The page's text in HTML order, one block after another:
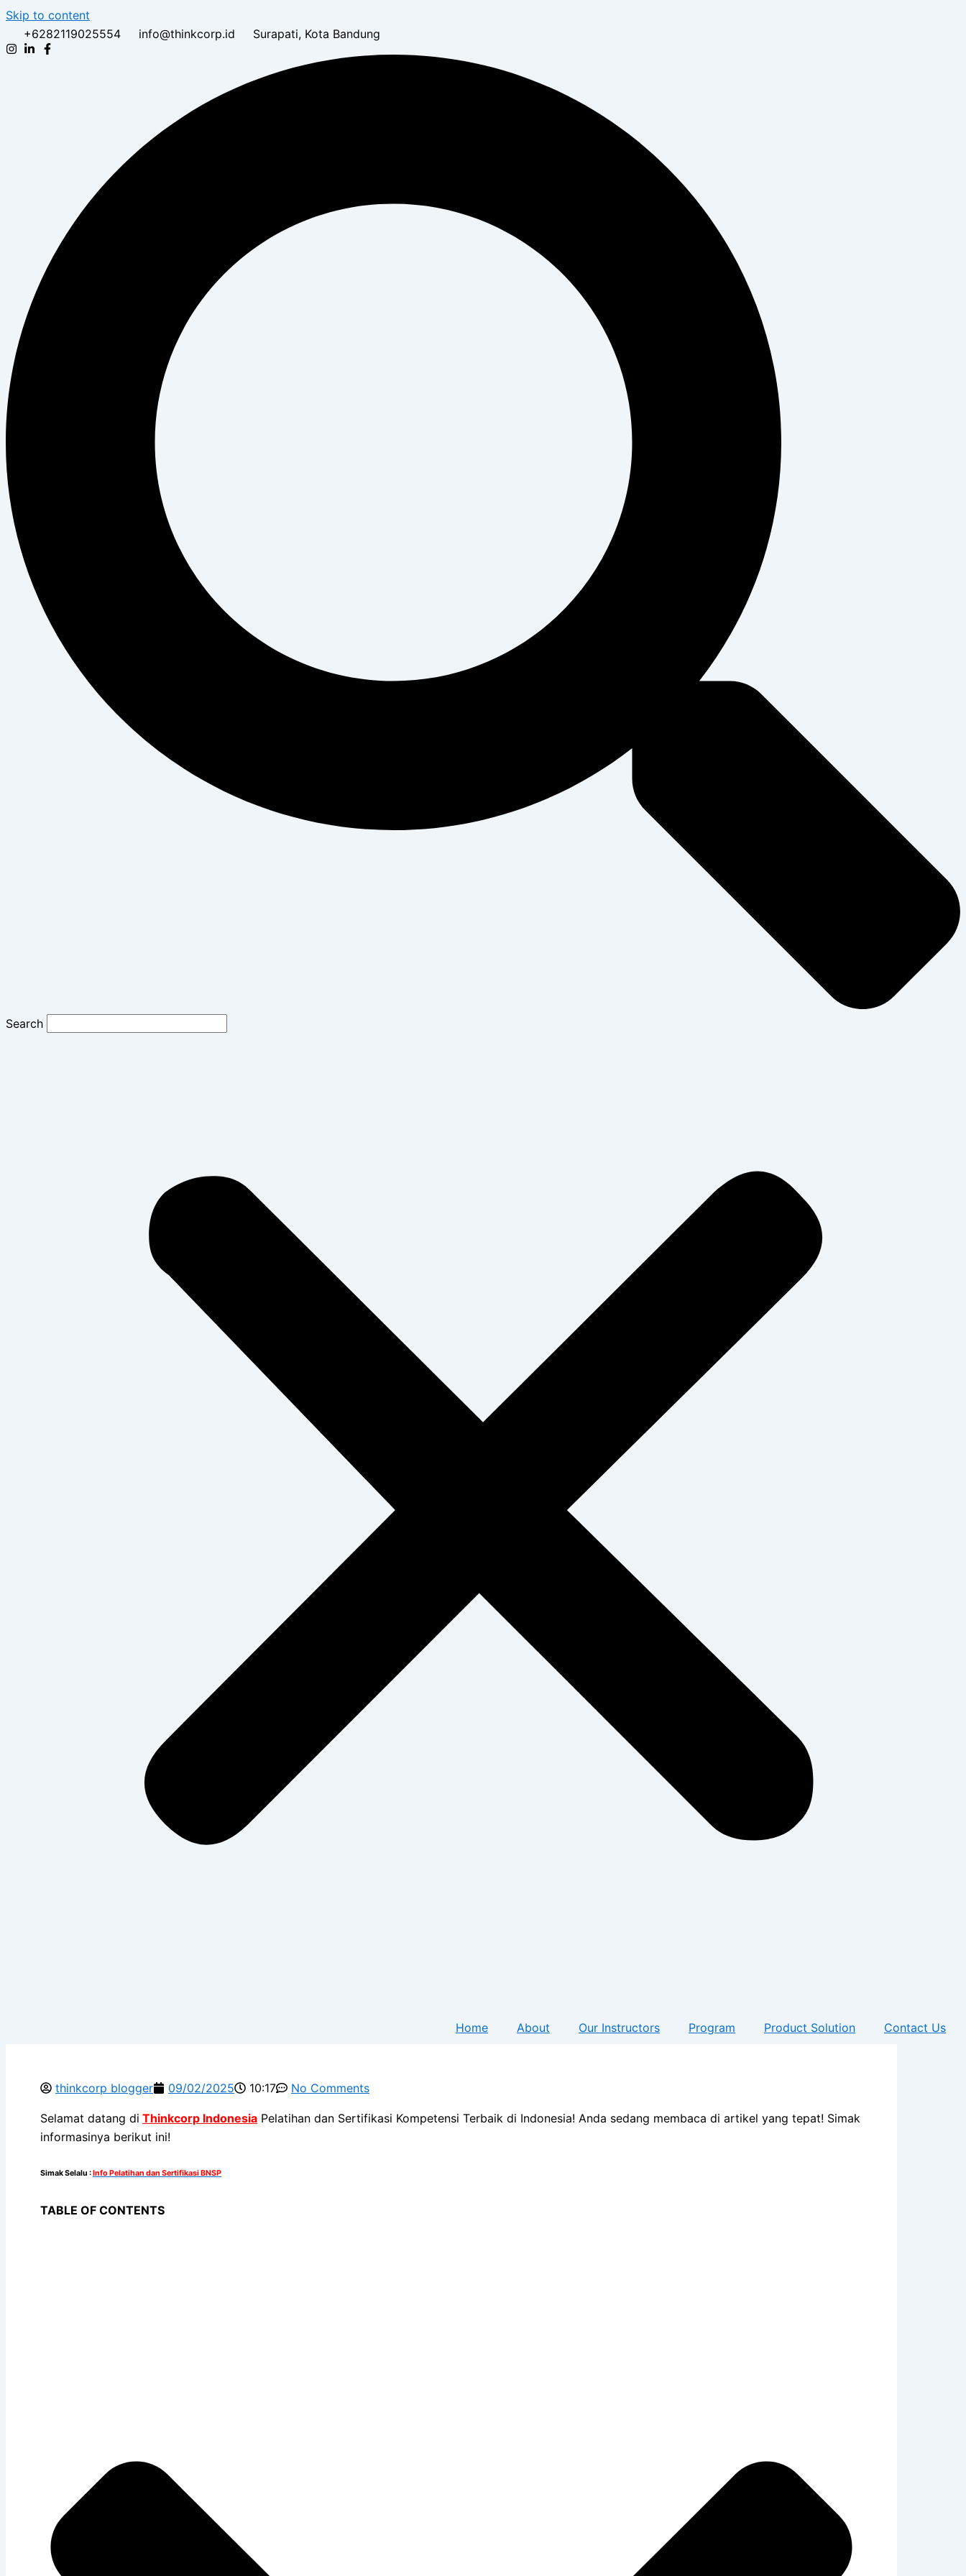
Skip to content
+6282119025554
info@thinkcorp.id Surapati, Kota Bandung
Search
Home About Our Instructors Program Product Solution Contact Us
thinkcorp blogger 09/02/2025 10:17 No Comments
Selamat datang di Thinkcorp Indonesia Pelatihan dan Sertifikasi Kompetensi Terbaik di Indonesia! Anda sedang membaca di artikel yang tepat! Simak
informasinya berikut ini!
Simak Selalu :Info Pelatihan dan Sertifikasi BNSP
TABLE OF CONTENTS